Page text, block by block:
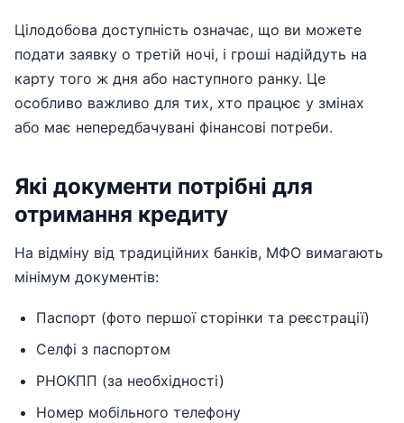
Цілодобова доступність означає, що ви можете
подати заявку о третій ночі, і гроші надійдуть на
карту того ж дня або наступного ранку. Це
особливо важливо для тих, хто працює у змінах
або має непередбачувані фінансові потреби.
Які документи потрібні для
отримання кредиту
На відміну від традиційних банків, МФО вимагають
мінімум документів:
Паспорт (фото першої сторінки та реєстрації)
Селфі з паспортом
РНОКПП (за необхідності)
Номер мобільного телефону